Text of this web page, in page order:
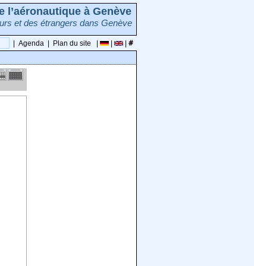
l’aéronautique à Genève
et des étrangers dans Genève
Agenda Plan du site